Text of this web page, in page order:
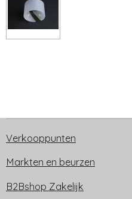
Verkooppunten
Markten en beurzen
B2Bshop Zakelijk